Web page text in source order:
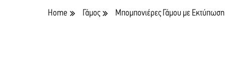
Home Γάμος Μπομπονιέρες Γάμου με Εκτύπωση